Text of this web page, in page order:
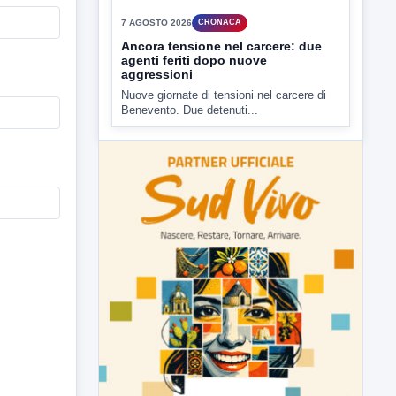
depurazione industriale di...
7 AGOSTO 2026 CRONACA
Ancora tensione nel carcere: due
agenti feriti dopo nuove
aggressioni
Nuove giornate di tensioni nel carcere di
Benevento. Due detenuti...